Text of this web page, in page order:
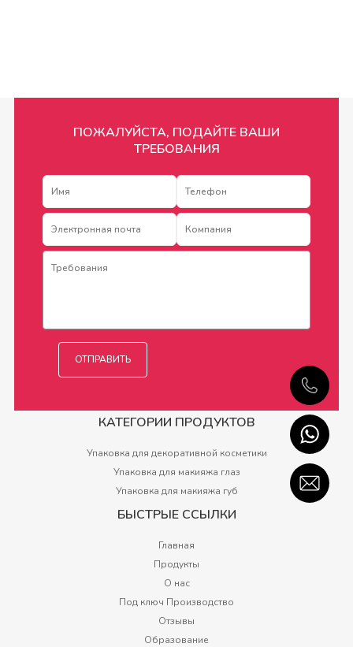
ПОЖАЛУЙСТА, ПОДАЙТЕ ВАШИ
ТРЕБОВАНИЯ
КАТЕГОРИИ ПРОДУКТОВ
Упаковка для декоративной косметики
Упаковка для макияжа глаз
Упаковка для макияжа губ
БЫСТРЫЕ ССЫЛКИ
Главная
Продукты
О нас
Под ключ Производство
Отзывы
Образование